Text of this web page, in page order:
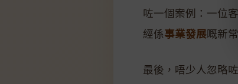
咗一個案例：一位
經係事業發展嘅新
最後，唔少人忽略咗